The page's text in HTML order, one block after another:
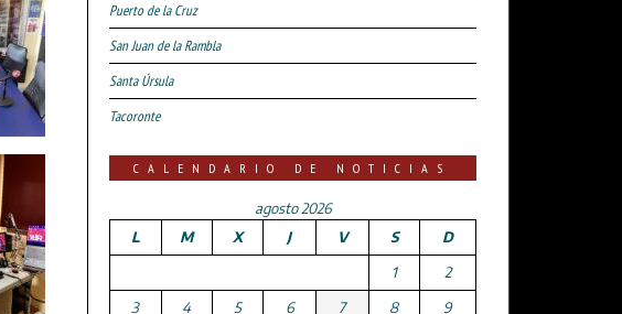
Puerto de la Cruz
San Juan de la Rambla
Santa Úrsula
Tacoronte
CALENDARIO DE NOTICIAS
agosto 2026
L
M X J V S
D
1
2
3
4 5 6 7 8
9